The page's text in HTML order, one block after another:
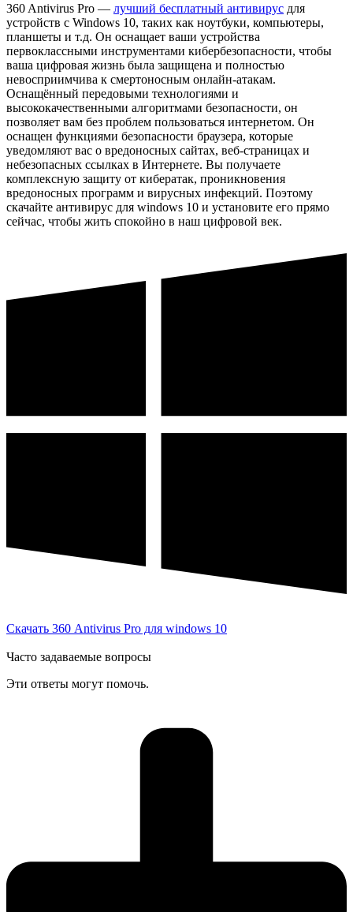
360 Antivirus Pro — лучший бесплатный антивирус для
устройств с Windows 10, таких как ноутбуки, компьютеры,
планшеты и т.д. Он оснащает ваши устройства
первоклассными инструментами кибербезопасности, чтобы
ваша цифровая жизнь была защищена и полностью
невосприимчива к смертоносным онлайн-атакам.
Оснащённый передовыми технологиями и
высококачественными алгоритмами безопасности, он
позволяет вам без проблем пользоваться интернетом. Он
оснащен функциями безопасности браузера, которые
уведомляют вас о вредоносных сайтах, веб-страницах и
небезопасных ссылках в Интернете. Вы получаете
комплексную защиту от кибератак, проникновения
вредоносных программ и вирусных инфекций. Поэтому
скачайте антивирус для windows 10 и установите его прямо
сейчас, чтобы жить спокойно в наш цифровой век.
Скачать 360 Antivirus Pro для windows 10
Часто задаваемые вопросы
Эти ответы могут помочь.